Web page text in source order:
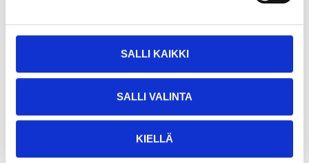
SALLI KAIKKI
SALLI VALINTA
KIELLÄ
14-660
gräsklippare - Small
14-476